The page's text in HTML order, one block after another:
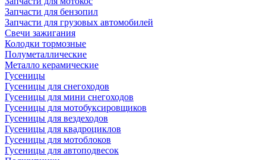
Запчасти для бензопил
Запчасти для грузовых автомобилей
Свечи зажигания
Колодки тормозные
Полуметаллические
Металло керамические
Гусеницы
Гусеницы для снегоходов
Гусеницы для мини снегоходов
Гусеницы для мотобуксировщиков
Гусеницы для вездеходов
Гусеницы для квадроциклов
Гусеницы для мотоблоков
Гусеницы для автоподвесок